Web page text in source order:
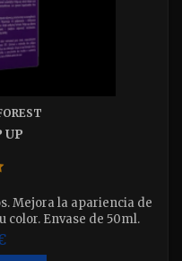
UP
Mejora la apariencia de
color. Envase de 50ml.